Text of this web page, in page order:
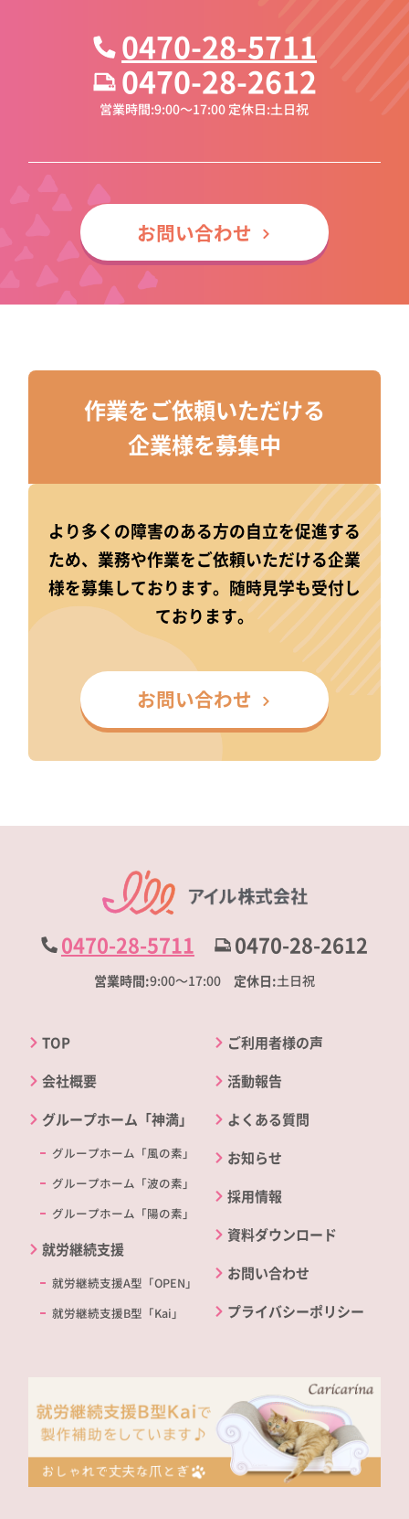
0470-28-5711
0470-28-2612
営業時間:9:00～17:00 定休日:土日祝
お問い合わせ
作業をご依頼いただける
企業様を募集中
より多くの障害のある方の自立を促進する
ため、業務や作業をご依頼いただける企業
様を募集しております。随時見学も受付し
ております。
お問い合わせ
0470-28-5711 0470-28-2612
営業時間 9:00～17:00 定休日 土日祝
TOP
会社概要
グループホーム「神満」
グループホーム「風の素」
グループホーム「波の素」
グループホーム「陽の素」
就労継続支援
就労継続支援A型「OPEN」
就労継続支援B型「Kai」
ご利用者様の声
活動報告
よくある質問
お知らせ
採用情報
資料ダウンロード
お問い合わせ
プライバシーポリシー